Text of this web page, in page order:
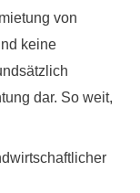
von
keine
dar. So weit,